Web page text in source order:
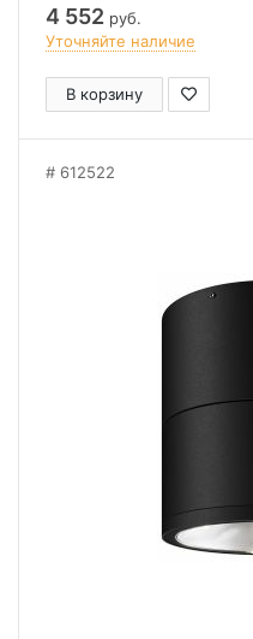
4 552 руб.
Уточняйте наличие
В корзину
612522